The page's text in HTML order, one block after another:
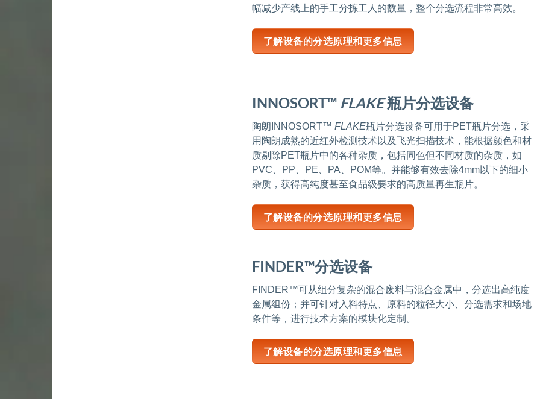
幅减少产线上的手工分拣工人的数量，整个分选流程非常高效。
了解设备的分选原理和更多信息
INNOSORT™ FLAKE瓶片分选设备
陶朗INNOSORT™ FLAKE瓶片分选设备可用于PET瓶片分选，采
用陶朗成熟的近红外检测技术以及飞光扫描技术，能根据颜色和材
质剔除PET瓶片中的各种杂质，包括同色但不同材质的杂质，如
PVC、PP、PE、PA、POM等。并能够有效去除4mm以下的细小
杂质，获得高纯度甚至食品级要求的高质量再生瓶片。
了解设备的分选原理和更多信息
FINDER™分选设备
FINDER™可从组分复杂的混合废料与混合金属中，分选出高纯度
金属组份；并可针对入料特点、原料的粒径大小、分选需求和场地
条件等，进行技术方案的模块化定制。
了解设备的分选原理和更多信息